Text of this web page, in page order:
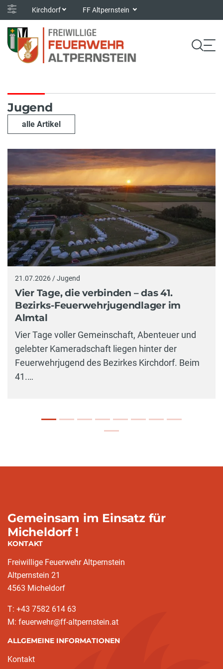
Kirchdorf FF Altpernstein
Jugend
alle Artikel
21.07.2026 / Jugend
Vier Tage, die verbinden – das 41.
Bezirks-Feuerwehrjugendlager im
Almtal
Vier Tage voller Gemeinschaft, Abenteuer und
gelebter Kameradschaft liegen hinter der
Feuerwehrjugend des Bezirkes Kirchdorf. Beim
41.…
Gemeinsam im Einsatz für
Micheldorf !
KONTAKT
Freiwillige Feuerwehr Altpernstein
Altpernstein 21
4563 Micheldorf
T: +43 7582 614 63
M: feuerwehr@ff-altpernstein.at
ALLGEMEINE INFORMATIONEN
Kontakt